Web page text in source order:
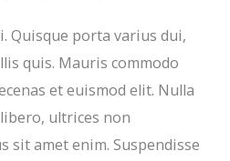
Quisque porta varius dui,
quis. Mauris commodo
et euismod elit. Nulla
ultrices non
sit amet enim. Suspendisse